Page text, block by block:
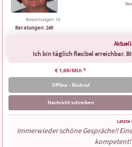
Beratungen: 249
Bewertungen: 16
Immerwieder schöne Gespräche!!
kompetent!
Offline - Rückruf
€ 1,69/Min *
Nachricht schreiben
Ich bin täglich flexibel erreichbar.